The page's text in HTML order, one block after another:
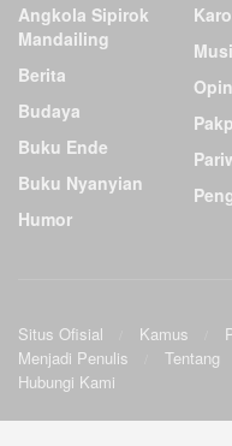
Angkola Sipirok
Mandailing
Berita
Budaya
Buku Ende
Buku Nyanyian
Humor
Karo
Situs Ofisial Kamus
Menjadi Penulis
Tentang
Hubungi Kami
Ensiklopedia Budaya Batak.